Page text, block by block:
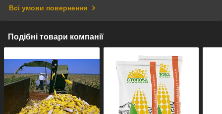
Всі умови повернення
Подібні товари компанії